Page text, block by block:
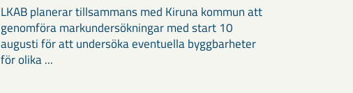
LKAB planerar tillsammans med Kiruna kommun att
genomföra markundersökningar med start 10
augusti för att undersöka eventuella byggbarheter
för olika ...